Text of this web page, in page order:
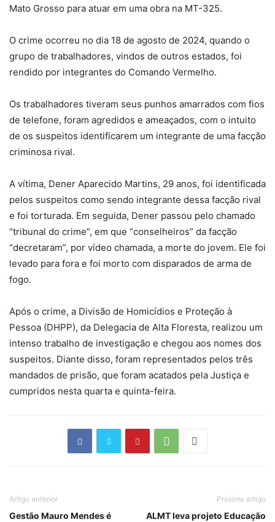
Mato Grosso para atuar em uma obra na MT-325.
O crime ocorreu no dia 18 de agosto de 2024, quando o
grupo de trabalhadores, vindos de outros estados, foi
rendido por integrantes do Comando Vermelho.
Os trabalhadores tiveram seus punhos amarrados com fios
de telefone, foram agredidos e ameaçados, com o intuito
de os suspeitos identificarem um integrante de uma facção
criminosa rival.
A vítima, Dener Aparecido Martins, 29 anos, foi identificada
pelos suspeitos como sendo integrante dessa facção rival
e foi torturada. Em seguida, Dener passou pelo chamado
“tribunal do crime”, em que “conselheiros” da facção
“decretaram”, por vídeo chamada, a morte do jovem. Ele foi
levado para fora e foi morto com disparados de arma de
fogo.
Após o crime, a Divisão de Homicídios e Proteção à
Pessoa (DHPP), da Delegacia de Alta Floresta, realizou um
intenso trabalho de investigação e chegou aos nomes dos
suspeitos. Diante disso, foram representados pelos três
mandados de prisão, que foram acatados pela Justiça e
cumpridos nesta quarta e quinta-feira.
Artigo anterior
Gestão Mauro Mendes é
Próximo artigo
ALMT leva projeto Educação